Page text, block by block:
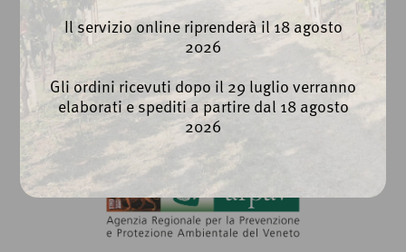
Il servizio online riprenderà il 18 agosto
2026
Gli ordini ricevuti dopo il 29 luglio verranno
elaborati e spediti a partire dal 18 agosto
2026